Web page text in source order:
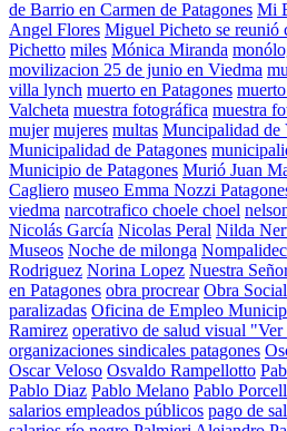
de Barrio en Carmen de Patagones Mi
Angel Flores Miguel Picheto se reunió
Pichetto miles Mónica Miranda
movilizacion 25 de junio en Viedma
villa lynch muerto en Patagones
Valcheta muestra fotográfica muestra
mujer mujeres multas Muncipalidad de
Municipalidad de Patagones
Municipio de Patagones Murió Juan
Cagliero museo Emma Nozzi
viedma narcotrafico choele choel
Nicolás García Nicolas Peral Nilda
Museos Noche de milonga
Rodriguez Norina Lopez Nuestra
en Patagones obra procrear Obra
paralizadas Oficina de Empleo
Ramirez operativo de salud visual
organizaciones sindicales patagones
Oscar Veloso Osvaldo Rampellotto
Pablo Diaz Pablo Melano Pablo
salarios empleados públicos pago de